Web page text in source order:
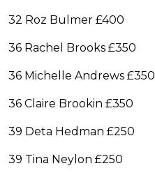
32 Roz Bulmer £400
36 Rachel Brooks £350
36 Michelle Andrews £350
36 Claire Brookin £350
39 Deta Hedman £250
39 Tina Neylon £250